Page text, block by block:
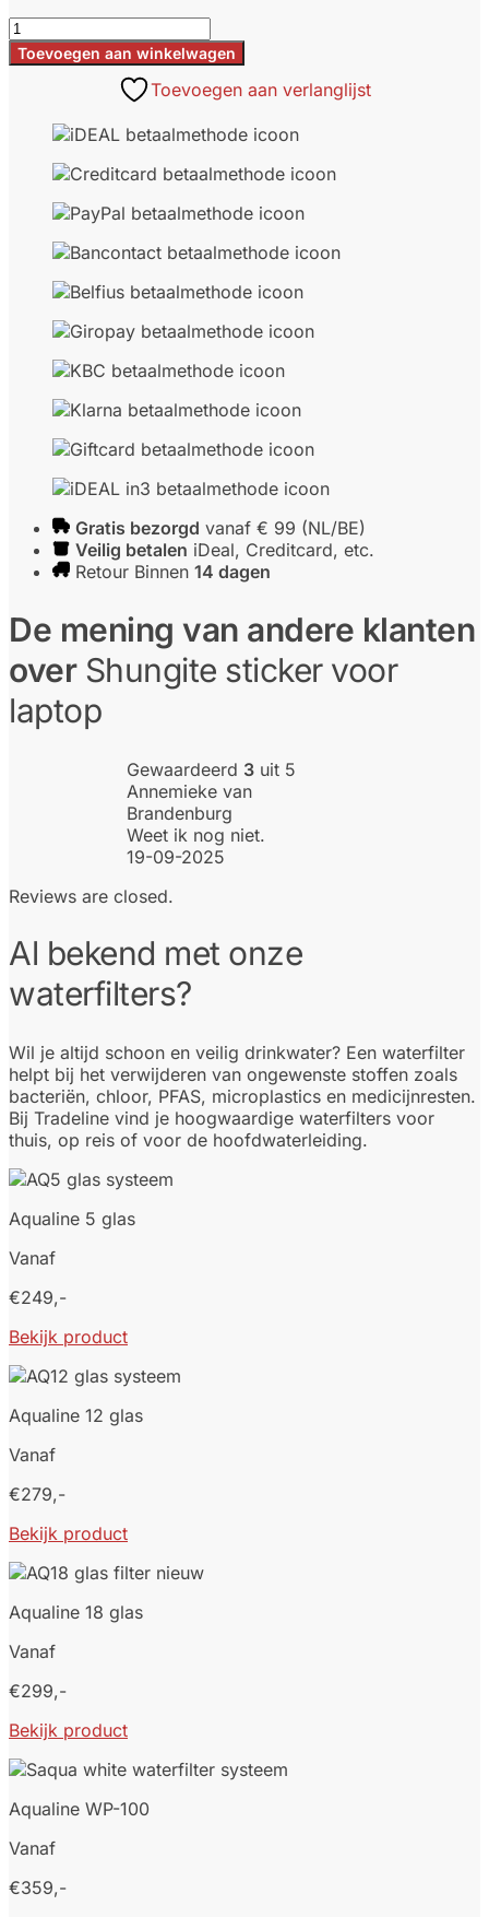
Shungite
sticker
voor
Toevoegen aan winkelwagen
Toevoegen aan verlanglijst
Gratis bezorgd vanaf € 99 (NL/BE)
Veilig betalen iDeal, Creditcard, etc.
Retour Binnen 14 dagen
De mening van andere klanten
over Shungite sticker voor
laptop
Gewaardeerd 3 uit 5
Annemieke van
Brandenburg
Weet ik nog niet.
19-09-2025
Reviews are closed.
Al bekend met onze
waterfilters?
Wil je altijd schoon en veilig drinkwater? Een waterfilter
helpt bij het verwijderen van ongewenste stoffen zoals
bacteriën, chloor, PFAS, microplastics en medicijnresten.
Bij Tradeline vind je hoogwaardige waterfilters voor
thuis, op reis of voor de hoofdwaterleiding.
Aqualine 5 glas
Vanaf
€249,-
Bekijk product
Aqualine 12 glas
Vanaf
€279,-
Bekijk product
Aqualine 18 glas
Vanaf
€299,-
Bekijk product
Aqualine WP-100
Vanaf
€359,-